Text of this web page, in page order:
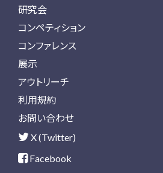
研究会
コンペティション
コンファレンス
展示
アウトリーチ
利用規約
お問い合わせ
X (Twitter)
Facebook